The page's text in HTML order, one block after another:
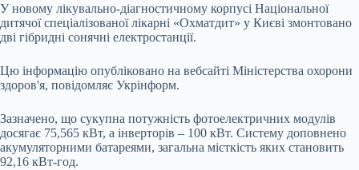
У новому лікувально-діагностичному корпусі Національної
дитячої спеціалізованої лікарні «Охматдит» у Києві змонтовано
дві гібридні сонячні електростанції.
Цю інформацію опубліковано на вебсайті Міністерства охорони
здоров'я, повідомляє Укрінформ.
Зазначено, що сукупна потужність фотоелектричних модулів
досягає 75,565 кВт, а інверторів – 100 кВт. Систему доповнено
акумуляторними батареями, загальна місткість яких становить
92,16 кВт-год.